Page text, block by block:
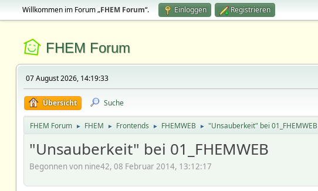
Willkommen im Forum „FHEM Forum“. Einloggen Registrieren
FHEM Forum
07 August 2026, 14:19:33
Übersicht Suche
FHEM Forum ► FHEM ► Frontends ► FHEMWEB ► "Unsauberkeit" bei 01_FHEMWEB
"Unsauberkeit" bei 01_FHEMWEB
Begonnen von nine42, 08 Februar 2014, 13:12:17